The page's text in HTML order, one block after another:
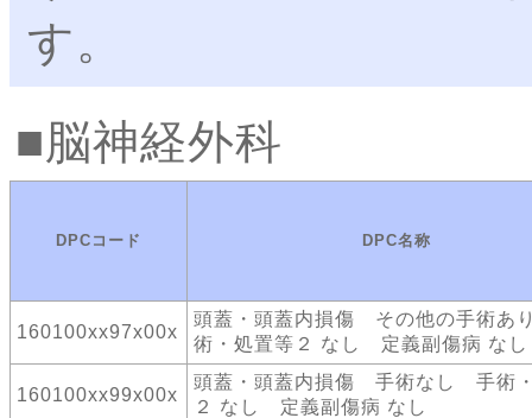
す。
脳神経外科
DPCコード DPC名称
160100xx97x00x
頭蓋・頭蓋内損傷 その他の手術あ
術・処置等２ なし 定義副傷病 なし
160100xx99x00x
頭蓋・頭蓋内損傷 手術なし 手術
２ なし 定義副傷病 なし